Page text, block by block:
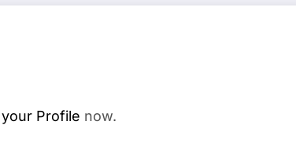
your Profile now.